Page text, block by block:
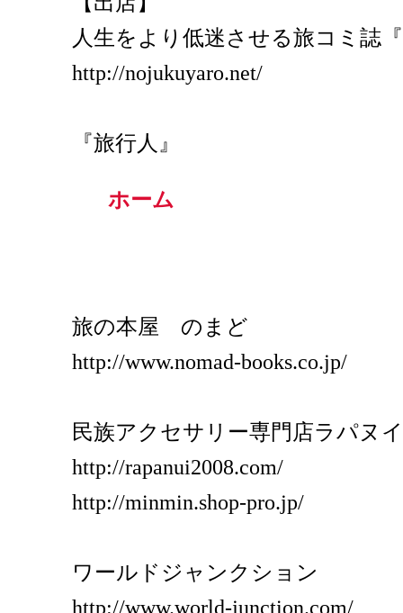
人生をより低迷させる旅コミ誌
http://nojukuyaro.net/
『旅行人』
ホーム
旅の本屋 のまど
http://www.nomad-books.co.jp/
民族アクセサリー専門店ラパヌ
http://rapanui2008.com/
http://minmin.shop-pro.jp/
ワールドジャンクション
http://www.world-junction.com/